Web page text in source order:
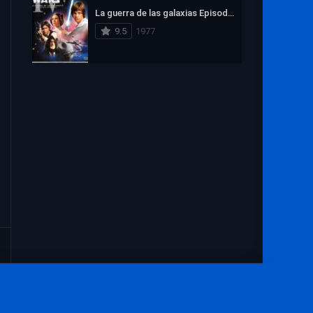
1969 1968
1966
La guerra de las galaxias Episodio IV: Una nueva esperanza
9.5
1977